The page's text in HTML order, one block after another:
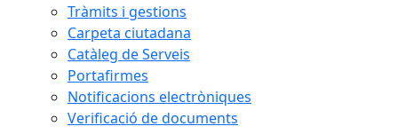
Tràmits i gestions
Carpeta ciutadana
Catàleg de Serveis
Portafirmes
Notificacions electròniques
Verificació de documents